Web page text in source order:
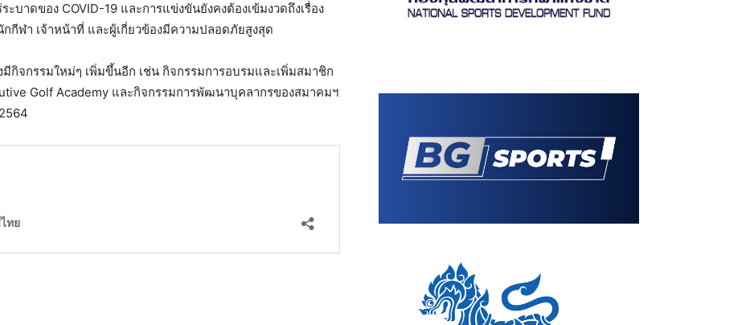
บาดของ COVID-19 และการแข่งขันยังคงต้องเข้มงวดถึงเรื่อง
กีฬา เจ้าหน้าที่ และผู้เกี่ยวข้องมีความปลอดภัยสูงสุด
กิจกรรมใหม่ๆ เพิ่มขึ้นอีก เช่น กิจกรรมการอบรมและเพิ่มสมาชิก
Golf Academy และกิจกรรมการพัฒนาบุคลากรของสมาคมฯ